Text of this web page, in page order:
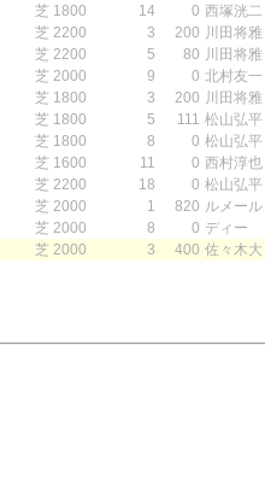
芝 1800 14 0 西塚洸二
芝 2200 3 200 川田将雅
芝 2200 5 80 川田将雅
芝 2000 9 0 北村友一
芝 1800 3 200 川田将雅
芝 1800 5 111 松山弘平
芝 1800 8 0 松山弘平
芝 1600 11 0 西村淳也
芝 2200 18 0 松山弘平
芝 2000 1 820 ルメール
芝 2000 8 0 ディー
芝 2000 3 400 佐々木大